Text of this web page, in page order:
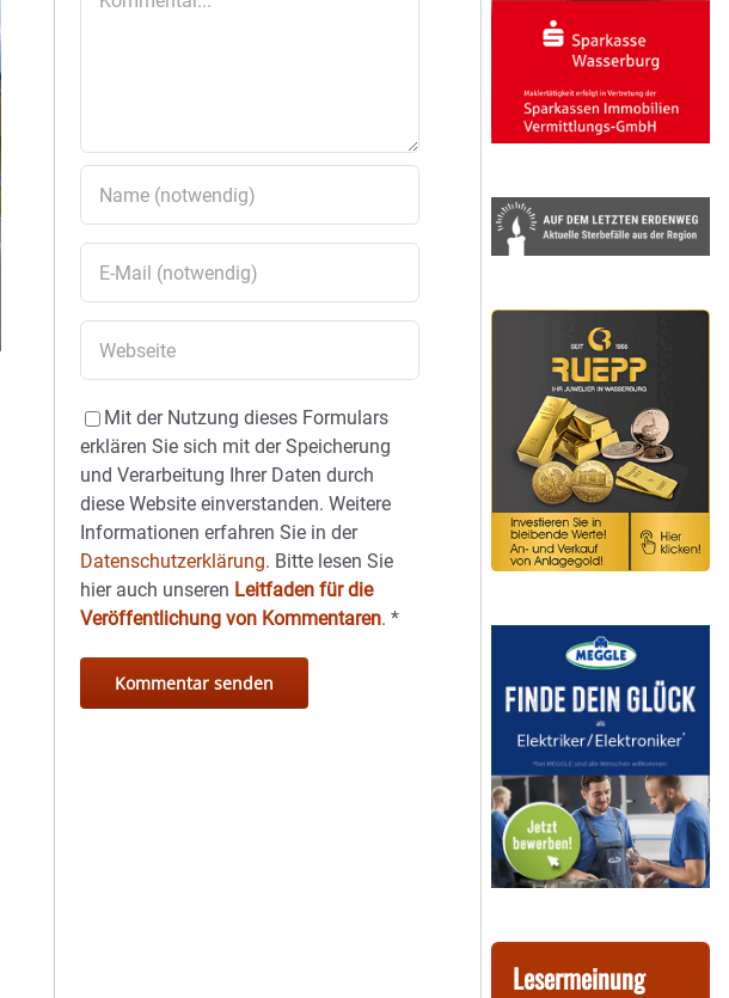
Mit der Nutzung dieses Formulars
erklären Sie sich mit der Speicherung
und Verarbeitung Ihrer Daten durch
diese Website einverstanden. Weitere
Informationen erfahren Sie in der
Datenschutzerklärung. Bitte lesen Sie
hier auch unseren Leitfaden für die
Veröffentlichung von Kommentaren.*
Lesermeinung